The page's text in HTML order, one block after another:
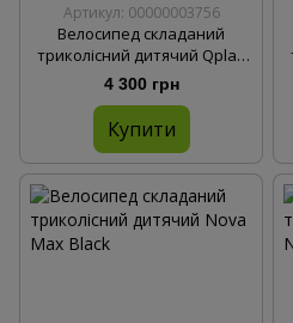
Артикул: 00000003756
Велосипед складаний
триколісний дитячий Qplay
Rito Rubber Green
4 300 грн
Купити